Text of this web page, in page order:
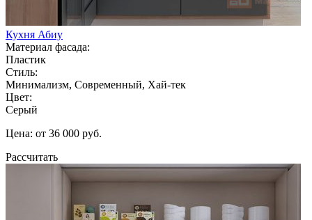
Кухня Абиу
Материал фасада:
Пластик
Стиль:
Минимализм, Современный, Хай-тек
Цвет:
Серый
Цена: от 36 000 руб.
Рассчитать